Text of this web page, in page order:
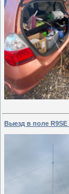
Выезд в поле R9SE